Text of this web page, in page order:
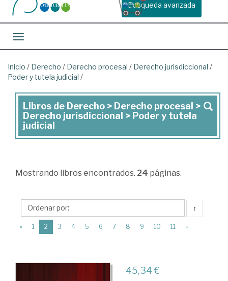
Busqueda avanzada
Toggle navigation
Inicio / Derecho / Derecho procesal / Derecho jurisdiccional /
Poder y tutela judicial /
Libros
de
Derecho
Derecho
>
Derecho
jurisdiccional
Poder
Libros de Derecho > Derecho procesal >
Derecho jurisdiccional > Poder y tutela
judicial
Mostrando libros encontrados. 24 páginas.
↑
« 1 2 (current)
3 4 5 6 7 8 9 10 11 »
45,34 €